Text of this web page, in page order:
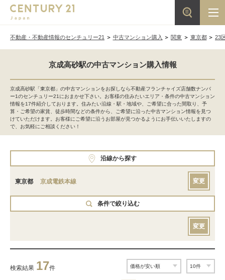
不動産・不動産情報のセンチュリー21 中古マンション購入 関東 東京都 23
京成高砂駅の中古マンション購入情報
京成高砂駅「東京都」の中古マンションをお探しなら不動産フランチャイズ店舗数ナンバ
ー1のセンチュリー21におまかせ下さい。お客様の住みたいエリア・条件の中古マンション
情報を17件紹介しております。住みたい沿線・駅・地域や、ご希望に合った間取り、予
算・ご希望の家賃、徒歩時間などの条件から、ご希望に沿った中古マンション情報を見つ
けていただけます。お客様にご希望に沿うお部屋が見つかるようにお手伝いいたしますの
で、お気軽にご相談ください！
沿線から探す
東京都 京成電鉄本線 変更
条件で絞り込む
変更
検索結果 17件